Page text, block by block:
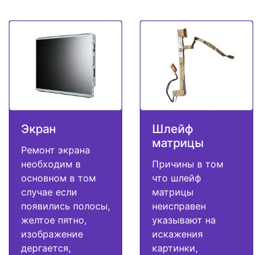
Экран
Ремонт экрана
необходим в
основном в том
случае если
появились полосы,
желтое пятно,
изображение
дергается,
Шлейф
матрицы
Причины в том
что шлейф
матрицы
неисправен
указывают на
искажения
картинки,